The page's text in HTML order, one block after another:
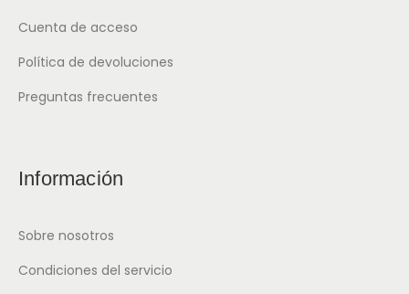
Cuenta de acceso
Política de devoluciones
Preguntas frecuentes
Información
Sobre nosotros
Condiciones del servicio